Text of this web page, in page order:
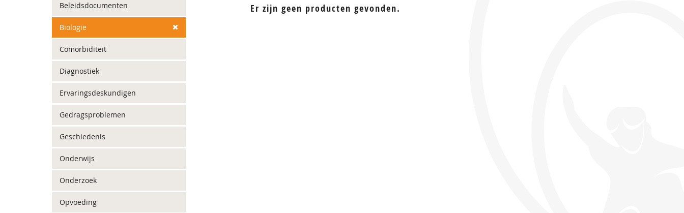
Beleidsdocumenten
Biologie
Comorbiditeit
Diagnostiek
Ervaringsdeskundigen
Gedragsproblemen
Geschiedenis
Onderwijs
Onderzoek
Opvoeding
Er zijn geen producten gevonden.